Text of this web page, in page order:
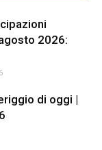
2026:
di oggi |